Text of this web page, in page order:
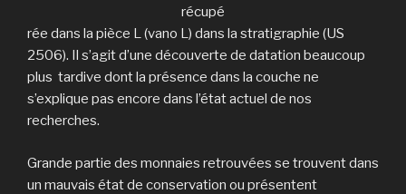
récupé
rée dans la pièce L (vano L) dans la stratigraphie (US
2506). Il s’agit d’une découverte de datation beaucoup
plus tardive dont la présence dans la couche ne
s’explique pas encore dans l’état actuel de nos
recherches.
Grande partie des monnaies retrouvées se trouvent dans
un mauvais état de conservation ou présentent